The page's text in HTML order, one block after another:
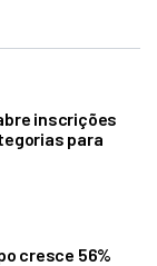
inscrições
para
cresce 56%